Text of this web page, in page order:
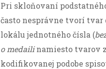
Pri skloňovaní
často nesprávne tvorí
lokálu jednotného čísla (
o medailinamiesto tvarov
kodifikovanej podobe